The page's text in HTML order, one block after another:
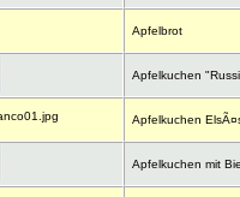
Apfelbrot
Apfelkuchen
Apfelkuchen
Apfelkuchen mit